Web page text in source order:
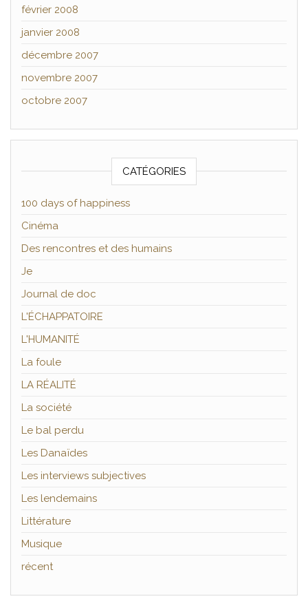
février 2008
janvier 2008
décembre 2007
novembre 2007
octobre 2007
CATÉGORIES
100 days of happiness
Cinéma
Des rencontres et des humains
Je
Journal de doc
L'ÉCHAPPATOIRE
L'HUMANITÉ
La foule
LA RÉALITÉ
La société
Le bal perdu
Les Danaïdes
Les interviews subjectives
Les lendemains
Littérature
Musique
récent